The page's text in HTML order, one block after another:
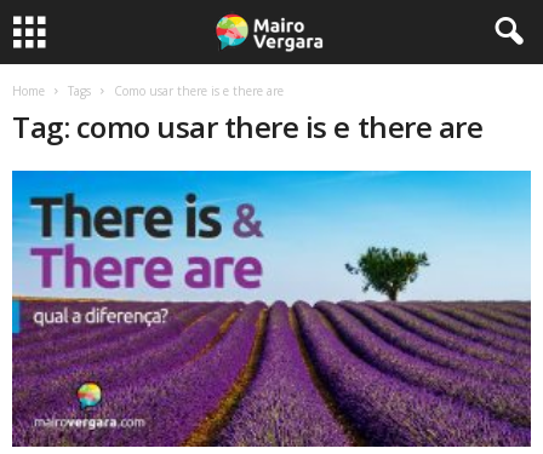
Home Tags Como usar there is e there are
Tag: como usar there is e there are